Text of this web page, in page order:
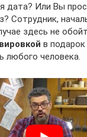
дата? Или Вы
Сотрудник,
здесь не
в
любого человека.